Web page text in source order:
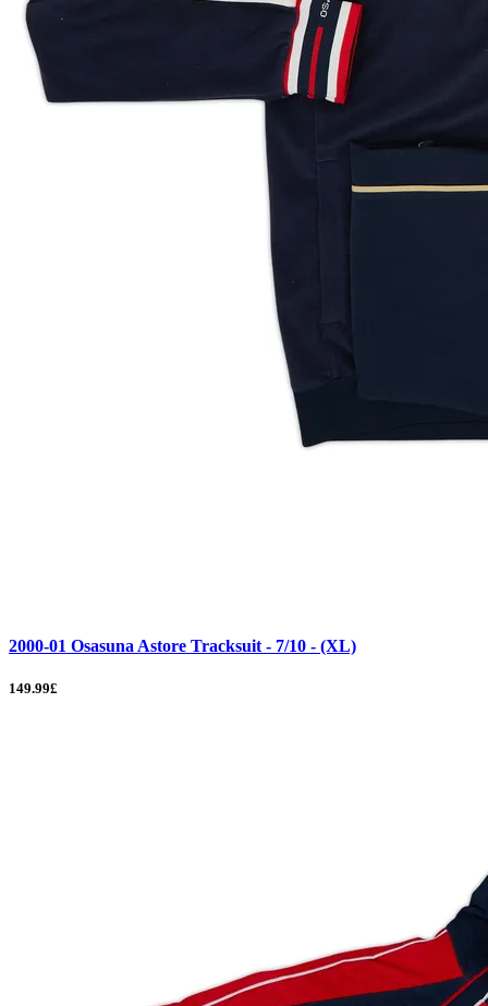
2000-01 Osasuna Astore Tracksuit - 7/10 - (XL)
149.99£